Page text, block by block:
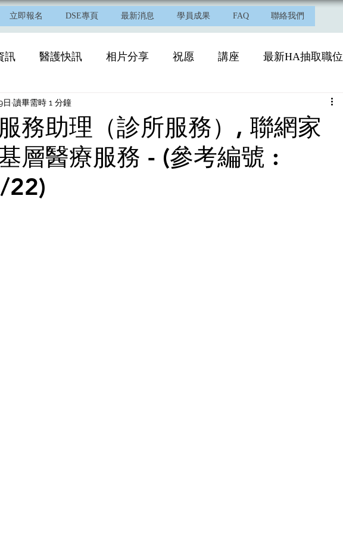
立即報名 DSE專頁 最新消息 學員成果 FAQ 聯絡我們
訊 醫護快訊 相片分享 祝愿 講座 最新HA抽取職位
務助理（診所服務）, 聯網家
層醫療服務 - (參考編號 :
22)
日 讀畢需時 1 分鐘